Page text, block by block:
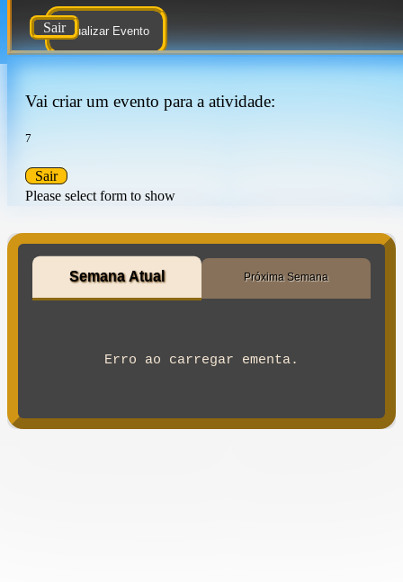
Atualizar Evento
Sair
Vai criar um evento para a atividade:
7
Please select form to show
Sair
Semana Atual Próxima Semana
Erro ao carregar ementa.